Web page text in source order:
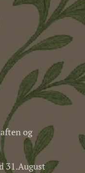
og
31.August